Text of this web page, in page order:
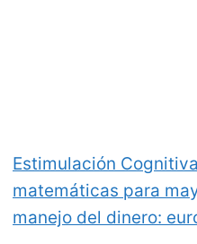
Estimulación Cognitiva
matemáticas para
manejo del dinero: